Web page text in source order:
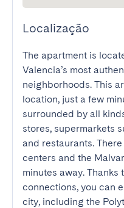
Localização
The apartment is
Valencia’s most
neighborhoods. This
location, just a few
surrounded by all
stores, supermarkets
and restaurants.
centers and the
minutes away.
connections, you can
city, including the